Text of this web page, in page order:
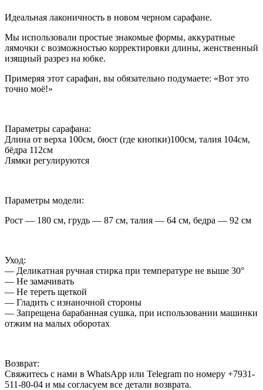
Идеальная лаконичность в новом черном сарафане.
Мы использовали простые знакомые формы, аккуратные
лямочки с возможностью корректировки длины, женственный
изящный разрез на юбке.
Примеряя этот сарафан, вы обязательно подумаете: «Вот это
точно моё!»
Параметры сарафана:
Длина от верха 100см, бюст (где кнопки)100см, талия 104см,
бёдра 112см
Лямки регулируются
Параметры модели:
Рост — 180 см, грудь — 87 см, талия — 64 см, бедра — 92 см
Уход:
— Деликатная ручная стирка при температуре не выше 30°
— Не замачивать
— Не тереть щеткой
— Гладить с изнаночной стороны
— Запрещена барабанная сушка, при использовании машинки
отжим на малых оборотах
Возврат:
Свяжитесь с нами в WhatsApp или Telegram по номеру +7931-
511-80-04 и мы согласуем все детали возврата.